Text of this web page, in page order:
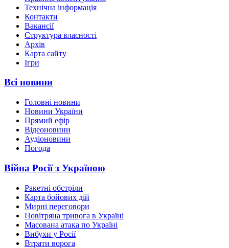
Технічна інформація
Контакти
Вакансії
Структура власності
Архів
Карта сайту
Ігри
Всі новини
Головні новини
Новини України
Прямий ефір
Відеоновини
Аудіоновини
Погода
Війна Росії з Україною
Ракетні обстріли
Карта бойових дій
Мирні переговори
Повітряна тривога в Україні
Масована атака по Україні
Вибухи у Росії
Втрати ворога